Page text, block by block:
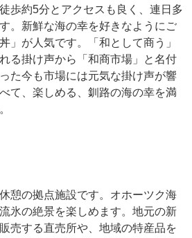
歩約5分とアクセスも良く、連日多
。新鮮な海の幸を好きなようにご
」が人気です。「和として商う」
る掛け声から「和商市場」と名付
た今も市場には元気な掛け声が響
て、楽しめる、釧路の海の幸を満
憩の拠点施設です。オホーツク海
氷の絶景を楽しめます。地元の新
売する直売所や、地域の特産品を